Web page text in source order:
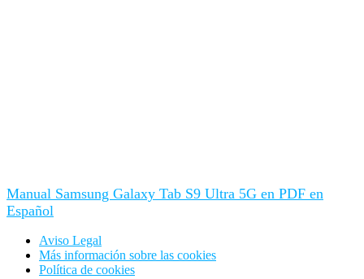
Manual Samsung Galaxy Tab S9 Ultra 5G en PDF en
Español
Aviso Legal
Más información sobre las cookies
Política de cookies